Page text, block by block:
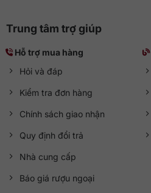
Trung tâm trợ giúp
Hỗ trợ mua hàng
Hỏi và đáp
Kiểm tra đơn hàng
Chính sách giao nhận
Quy định đổi trả
Nhà cung cấp
Báo giá rượu ngoại